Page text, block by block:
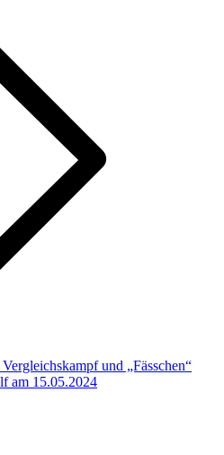
und „Fässchen“
am 15.05.2024